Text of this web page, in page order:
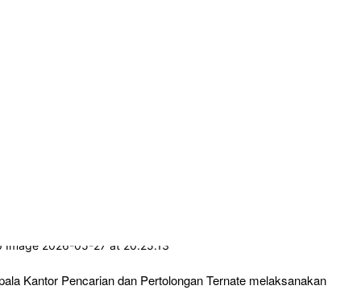
Kantor Pencarian dan Pertolongan Ternate melaksanakan